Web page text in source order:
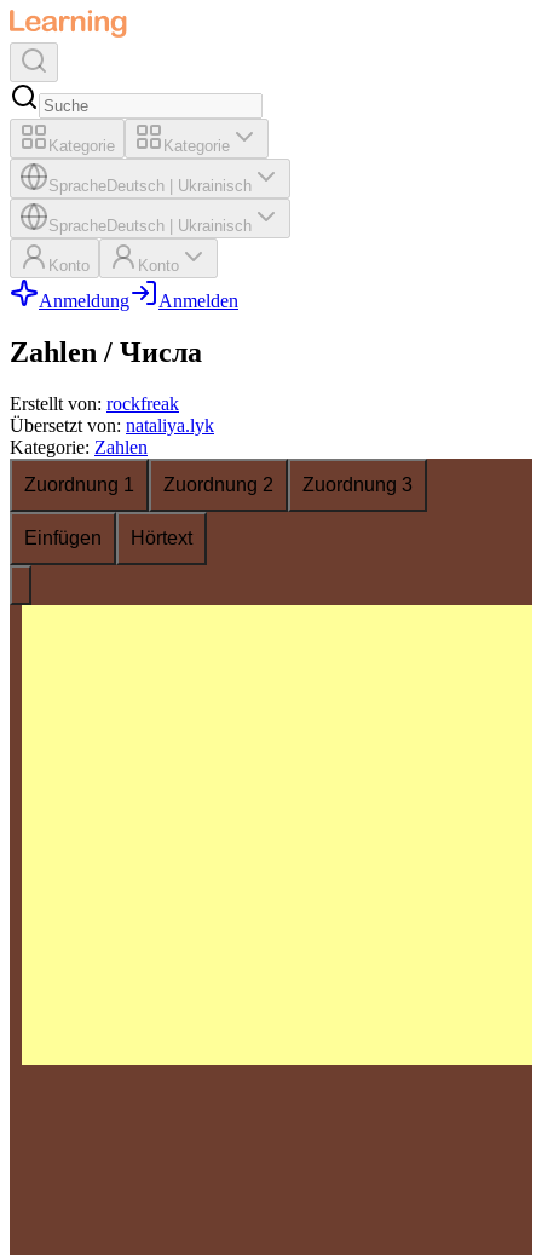
Kategorie Kategorie
SpracheDeutsch Ukrainisch
SpracheDeutsch Ukrainisch
Konto Konto
Anmeldung Anmelden
Zahlen / Числа
Erstellt von: rockfreak
Übersetzt von: nataliya.lyk
Kategorie: Zahlen
Zuordnung 1
Zuordnung 2 Zuordnung 3
Einfügen Hörtext